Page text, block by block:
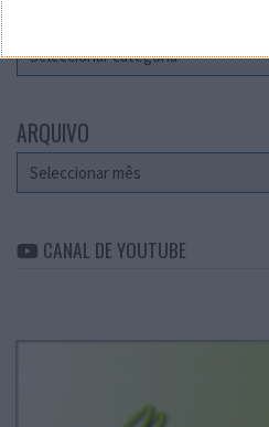
ARQUIVO
Arquivo
CANAL DE YOUTUBE